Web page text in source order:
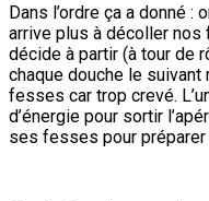
Dans l’ordre ça a donné
arrive plus à décoller
décide à partir (à tour de
chaque douche le suivant
fesses car trop crevé.
d’énergie pour sortir
ses fesses pour